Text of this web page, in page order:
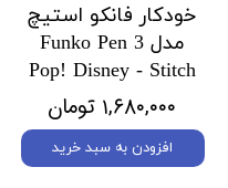
خودکار فانکو استیچ
مدل 3 Funko Pen
Pop! Disney - Stitch
۱,۶۸۰,۰۰۰ تومان
افزودن به سبد خرید